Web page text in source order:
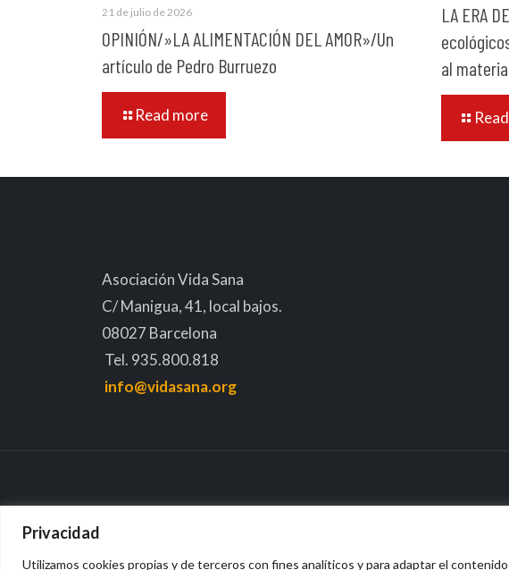
Privacidad
Utilizamos cookies propias y de terceros con fines analíticos y para adaptar el
21 de julio de 2026
OPINIÓN/»LA ALIMENTACIÓN DEL AMOR»/Un
artículo de Pedro Burruezo
Read more
LA ERA
al
Asociación Vida Sana
C/ Manigua, 41, local bajos.
08027 Barcelona
Tel. 935.800.818
info@vidasana.org
Aviso legal
Política